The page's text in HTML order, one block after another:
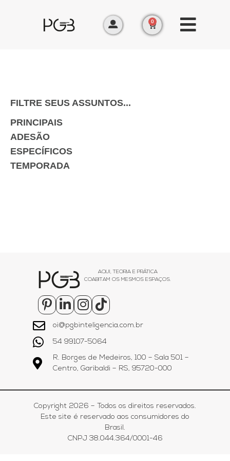
0
FILTRE SEUS ASSUNTOS...
PRINCIPAIS
ADESÃO
ESPECÍFICOS
TEMPORADA
AQUI, TEORIA E PRÁTICA
COABITAM OS MESMOS ESPAÇOS.
oi@pgbinteligencia.com.br
54 99107-5064
R. Borges de Medeiros, 100 – Sala 501 –
Centro, Garibaldi – RS, 95720-000
Copyright 2026 – Todos os direitos reservados.
Este site é reservado aos consumidores do
Brasil.
CNPJ 38.044.364/0001-46